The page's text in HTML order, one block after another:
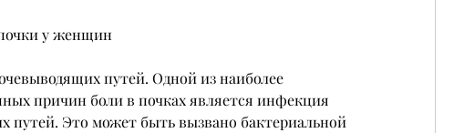
у женщин
путей. Одной из наиболее
причин боли в почках является инфекция
путей. Это может быть вызвано бактериальной